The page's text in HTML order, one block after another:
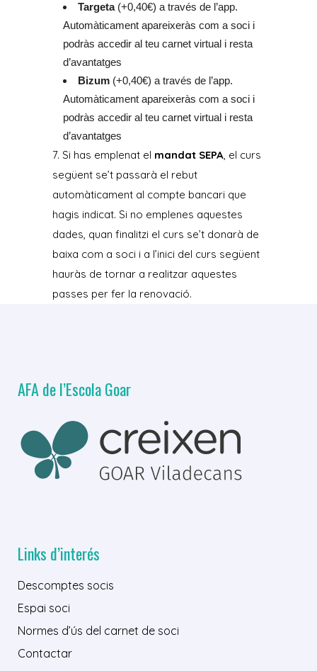
Targeta (+0,40€) a través de l’app.
Automàticament apareixeràs com a soci i
podràs accedir al teu carnet virtual i resta
d’avantatges
Bizum (+0,40€) a través de l’app.
Automàticament apareixeràs com a soci i
podràs accedir al teu carnet virtual i resta
d’avantatges
7. Si has emplenat el mandat SEPA, el curs
següent se’t passarà el rebut
automàticament al compte bancari que
hagis indicat. Si no emplenes aquestes
dades, quan finalitzi el curs se’t donarà de
baixa com a soci i a l’inici del curs següent
hauràs de tornar a realitzar aquestes
passes per fer la renovació.
AFA de l’Escola Goar
Links d’interés
Descomptes socis
Espai soci
Normes d’ús del carnet de soci
Contactar